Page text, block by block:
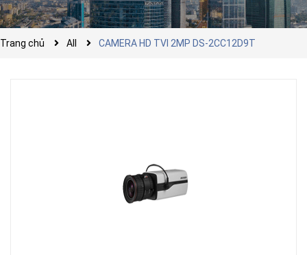
Trang chủ All CAMERA HD TVI 2MP DS-2CC12D9T